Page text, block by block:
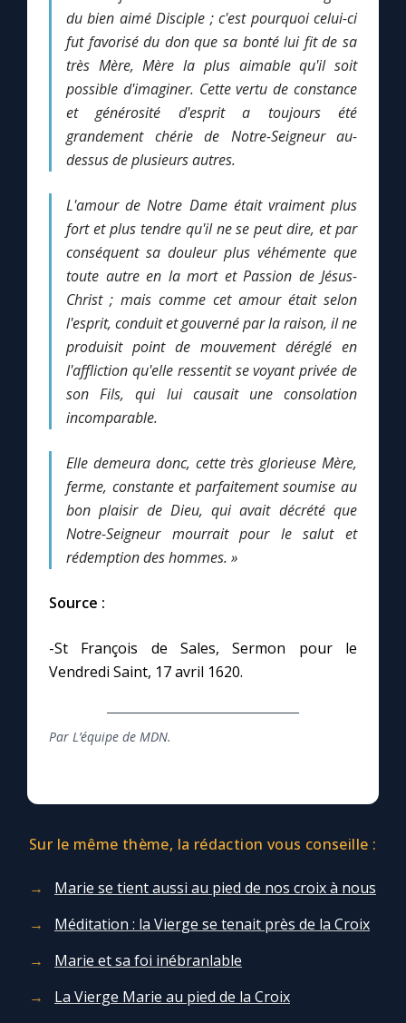
Une Minute avec Marie
Une neuvaine
1000 Raisons de Croire
Chapelet pour le monde
Contact
Faire un don
Marie de Nazareth
du bien aimé Disciple ; c'est pourquoi celui-ci
fut favorisé du don que sa bonté lui fit de sa
très Mère, Mère la plus aimable qu'il soit
possible d'imaginer. Cette vertu de constance
et générosité d'esprit a toujours été
grandement chérie de Notre-Seigneur au-
dessus de plusieurs autres.
L'amour de Notre Dame était vraiment plus
fort et plus tendre qu'il ne se peut dire, et par
conséquent sa douleur plus véhémente que
toute autre en la mort et Passion de Jésus-
Christ ; mais comme cet amour était selon
l'esprit, conduit et gouverné par la raison, il ne
produisit point de mouvement déréglé en
l'affliction qu'elle ressentit se voyant privée de
son Fils, qui lui causait une consolation
incomparable.
Elle demeura donc, cette très glorieuse Mère,
ferme, constante et parfaitement soumise au
bon plaisir de Dieu, qui avait décrété que
Notre-Seigneur mourrait pour le salut et
rédemption des hommes. »
Source :
-St François de Sales, Sermon pour le
Vendredi Saint, 17 avril 1620.
Par L’équipe de MDN.
Sur le même thème, la rédaction vous conseille :
Marie se tient aussi au pied de nos croix à nous
Méditation : la Vierge se tenait près de la Croix
Marie et sa foi inébranlable
La Vierge Marie au pied de la Croix